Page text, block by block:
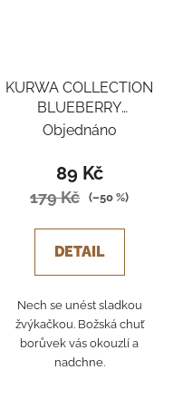
KURWA COLLECTION
BLUEBERRY
BUBBLEGUM
Objednáno
89 Kč
179 Kč (–50 %)
DETAIL
Nech se unést sladkou
žvýkačkou. Božská chuť
borůvek vás okouzlí a
nadchne.